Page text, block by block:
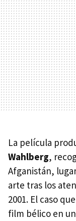
La película
Wahlberg,
Afganistán,
arte tras los
2001. El caso
film bélico en